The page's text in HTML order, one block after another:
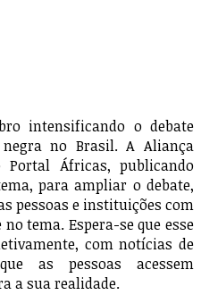
intensificando o debate
no Brasil. A Aliança
Áfricas, publicando
para ampliar o debate,
pessoas e instituições com
tema. Espera-se que esse
com notícias de
as pessoas acessem
a sua realidade.